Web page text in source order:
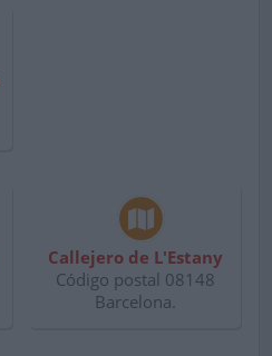
Callejero de L'Estany
Código postal 08148
Barcelona.